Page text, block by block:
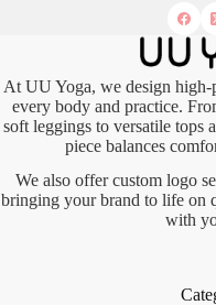
At UU Yoga, we design high-
every body and practice.
soft leggings to versatile tops
piece balances
We also offer custom logo
bringing your brand to life on
with